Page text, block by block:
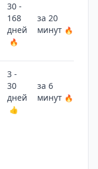
30 -
168
дней
🔥
за 20
минут 🔥
3 -
30
дней
👍
за 6
минут 🔥